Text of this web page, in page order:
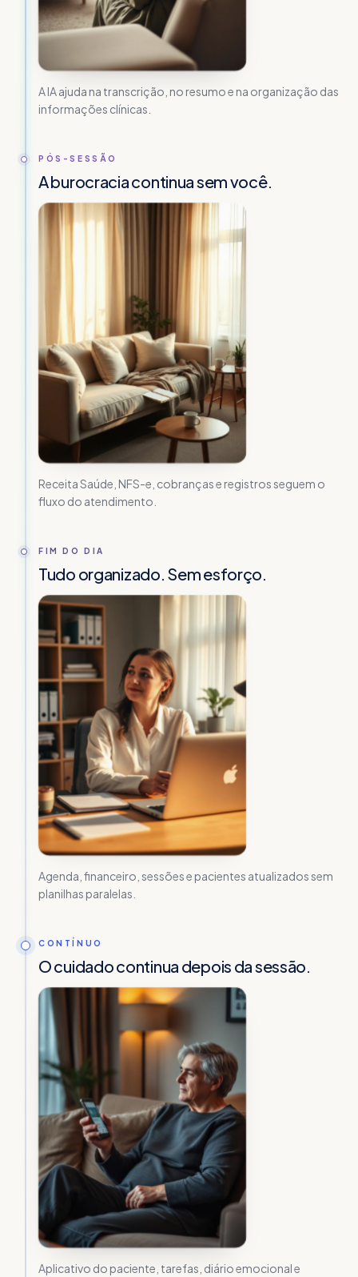
A IA ajuda na transcrição, no resumo e na organização das
informações clínicas.
PÓS-SESSÃO
A burocracia continua sem você.
Receita Saúde, NFS-e, cobranças e registros seguem o
fluxo do atendimento.
FIM DO DIA
Tudo organizado. Sem esforço.
Agenda, financeiro, sessões e pacientes atualizados sem
planilhas paralelas.
CONTÍNUO
O cuidado continua depois da sessão.
Aplicativo do paciente, tarefas, diário emocional e